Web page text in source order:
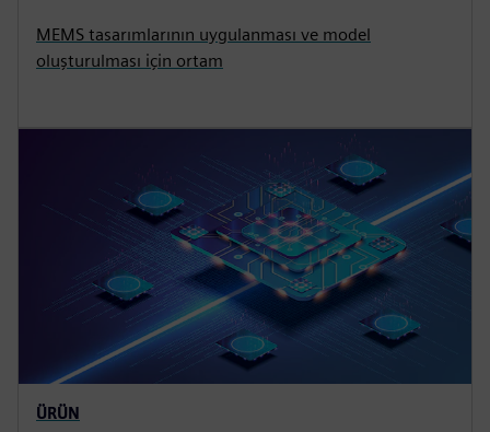
MEMS tasarımlarının uygulanması ve model
oluşturulması için ortam
ÜRÜN